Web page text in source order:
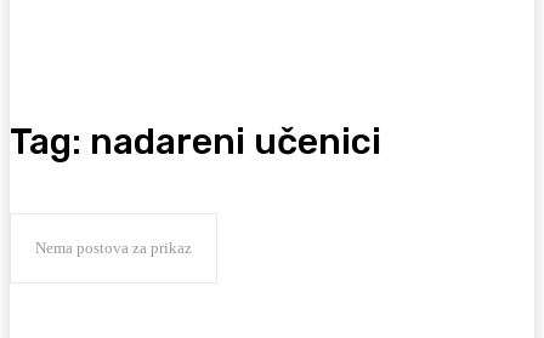
Tag: nadareni učenici
Nema postova za prikaz